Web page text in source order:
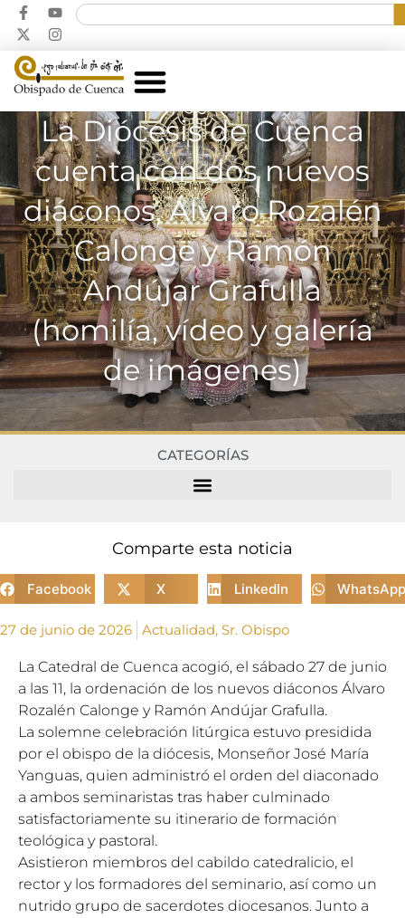
La Diócesis de Cuenca
cuenta con dos nuevos
diáconos, Álvaro Rozalén
Calonge y Ramón
Andújar Grafulla
(homilía, vídeo y galería
de imágenes)
CATEGORÍAS
Comparte esta noticia
Facebook X LinkedIn WhatsApp
27 de junio de 2026 Actualidad, Sr. Obispo
La Catedral de Cuenca acogió, el sábado 27 de junio
a las 11, la ordenación de los nuevos diáconos Álvaro
Rozalén Calonge y Ramón Andújar Grafulla.
La solemne celebración litúrgica estuvo presidida
por el obispo de la diócesis, Monseñor José María
Yanguas, quien administró el orden del diaconado
a ambos seminaristas tras haber culminado
satisfactoriamente su itinerario de formación
teológica y pastoral.
Asistieron miembros del cabildo catedralicio, el
rector y los formadores del seminario, así como un
nutrido grupo de sacerdotes diocesanos. Junto a